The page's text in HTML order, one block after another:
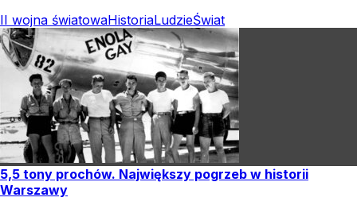
II wojna światowaHistoriaLudzieŚwiat
5,5 tony prochów. Największy pogrzeb w historii
Warszawy